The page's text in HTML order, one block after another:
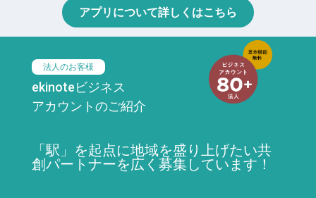
アプリについて詳しくはこちら
法人のお客様
ekinoteビジネス
アカウントのご紹介
「駅」を起点に地域を盛り上げたい共
創パートナーを広く募集しています！